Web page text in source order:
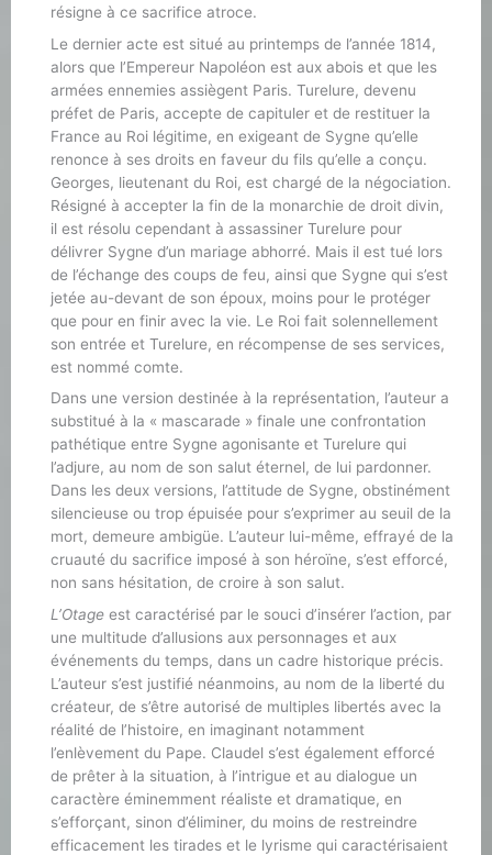
résigne à ce sacrifice atroce.
Le dernier acte est situé au printemps de l’année 1814,
alors que l’Empereur Napoléon est aux abois et que les
armées ennemies assiègent Paris. Turelure, devenu
préfet de Paris, accepte de capituler et de restituer la
France au Roi légitime, en exigeant de Sygne qu’elle
renonce à ses droits en faveur du fils qu’elle a conçu.
Georges, lieutenant du Roi, est chargé de la négociation.
Résigné à accepter la fin de la monarchie de droit divin,
il est résolu cependant à assassiner Turelure pour
délivrer Sygne d’un mariage abhorré. Mais il est tué lors
de l’échange des coups de feu, ainsi que Sygne qui s’est
jetée au-devant de son époux, moins pour le protéger
que pour en finir avec la vie. Le Roi fait solennellement
son entrée et Turelure, en récompense de ses services,
est nommé comte.
Dans une version destinée à la représentation, l’auteur a
substitué à la « mascarade » finale une confrontation
pathétique entre Sygne agonisante et Turelure qui
l’adjure, au nom de son salut éternel, de lui pardonner.
Dans les deux versions, l’attitude de Sygne, obstinément
silencieuse ou trop épuisée pour s’exprimer au seuil de la
mort, demeure ambigüe. L’auteur lui-même, effrayé de la
cruauté du sacrifice imposé à son héroïne, s’est efforcé,
non sans hésitation, de croire à son salut.
L’Otage est caractérisé par le souci d’insérer l’action, par
une multitude d’allusions aux personnages et aux
événements du temps, dans un cadre historique précis.
L’auteur s’est justifié néanmoins, au nom de la liberté du
créateur, de s’être autorisé de multiples libertés avec la
réalité de l’histoire, en imaginant notamment
l’enlèvement du Pape. Claudel s’est également efforcé
de prêter à la situation, à l’intrigue et au dialogue un
caractère éminemment réaliste et dramatique, en
s’efforçant, sinon d’éliminer, du moins de restreindre
efficacement les tirades et le lyrisme qui caractérisaient